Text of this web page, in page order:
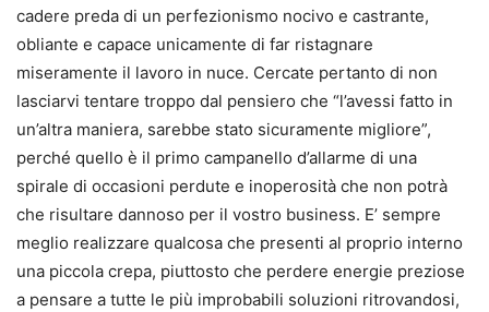
cadere preda di un perfezionismo nocivo e castrante,
obliante e capace unicamente di far ristagnare
miseramente il lavoro in nuce. Cercate pertanto di non
lasciarvi tentare troppo dal pensiero che “l’avessi fatto in
un’altra maniera, sarebbe stato sicuramente migliore”,
perché quello è il primo campanello d’allarme di una
spirale di occasioni perdute e inoperosità che non potrà
che risultare dannoso per il vostro business. E’ sempre
meglio realizzare qualcosa che presenti al proprio interno
una piccola crepa, piuttosto che perdere energie preziose
a pensare a tutte le più improbabili soluzioni ritrovandosi,